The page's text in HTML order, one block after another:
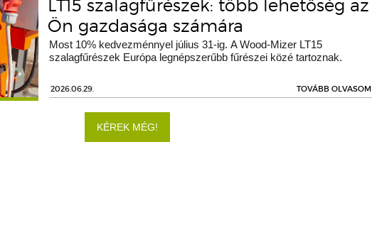
LT15 szalagfűrészek: több lehetőség az
Ön gazdasága számára
Most 10% kedvezménnyel július 31-ig. A Wood-Mizer LT15
szalagfűrészek Európa legnépszerűbb fűrészei közé tartoznak.
2026.06.29. TOVÁBB OLVASOM
KÉREK MÉG!